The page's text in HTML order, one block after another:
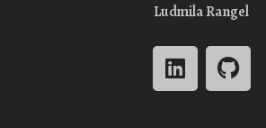
Ludmila Rangel